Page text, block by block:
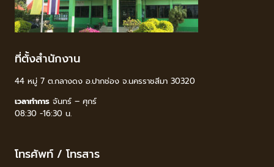
ที่ตั้งสำนักงาน
44 หมู่ 7 ต.กลางดง อ.ปากช่อง จ.นครราชสีมา 30320
เวลาทำการ จันทร์ – ศุกร์
08:30 -16:30 น.
โทรศัพท์ / โทรสาร